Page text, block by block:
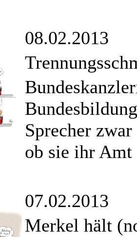
08.02.2013
Sprecher
ob sie ihr
07.02.2013
Merkel hält